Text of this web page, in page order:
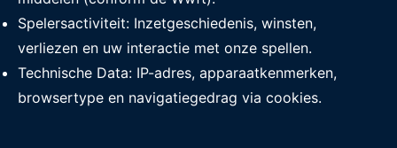
Spelersactiviteit: Inzetgeschiedenis, winsten,
verliezen en uw interactie met onze spellen.
Technische Data: IP-adres, apparaatkenmerken,
browsertype en navigatiegedrag via cookies.